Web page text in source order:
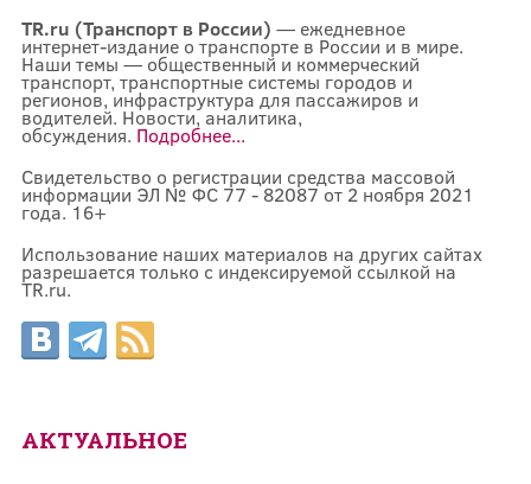
TR.ru (Транспорт в России) — ежедневное
интернет-издание о транспорте в России и в мире.
Наши темы — общественный и коммерческий
транспорт, транспортные системы городов и
регионов, инфраструктура для пассажиров и
водителей. Новости, аналитика,
обсуждения. Подробнее...
Свидетельство о регистрации средства массовой
информации ЭЛ № ФС 77 - 82087 от 2 ноября 2021
года. 16+
Использование наших материалов на других сайтах
разрешается только с индексируемой ссылкой на
TR.ru.
АКТУАЛЬНОЕ